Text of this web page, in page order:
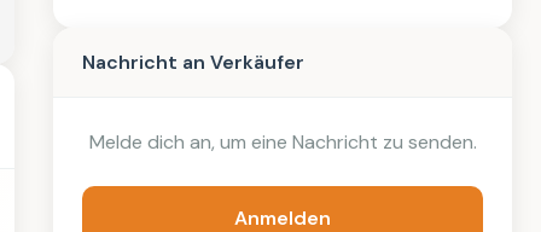
Nachricht an Verkäufer
Melde dich an, um eine Nachricht zu senden.
Anmelden